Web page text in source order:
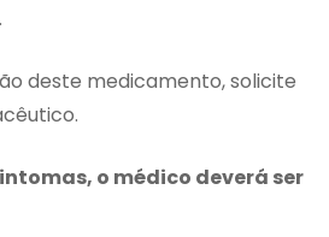
deste medicamento, solicite
o médico deverá ser